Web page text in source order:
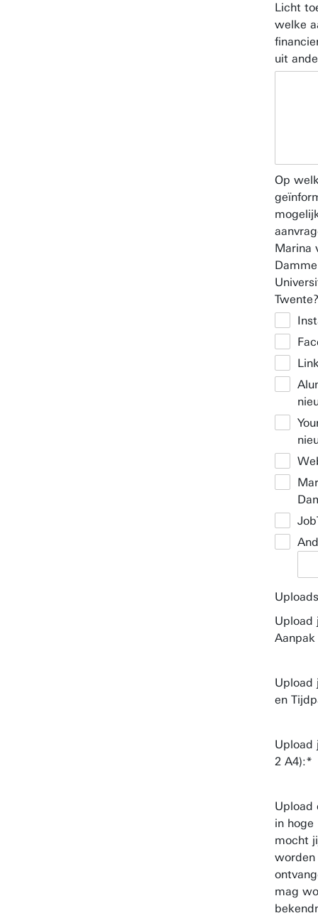
Licht
welke
uit
Op
Marina
Twente?
Uploads
Upload
Upload
en
Upload
2 A4):
Upload
in hoge
mocht
worden
mag